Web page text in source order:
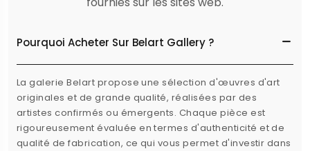
Pourquoi Acheter Sur Belart Gallery ?
La galerie Belart propose une sélection d'œuvres d'art
originales et de grande qualité, réalisées par des
artistes confirmés ou émergents. Chaque pièce est
rigoureusement évaluée en termes d'authenticité et de
qualité de fabrication, ce qui vous permet d'investir dans